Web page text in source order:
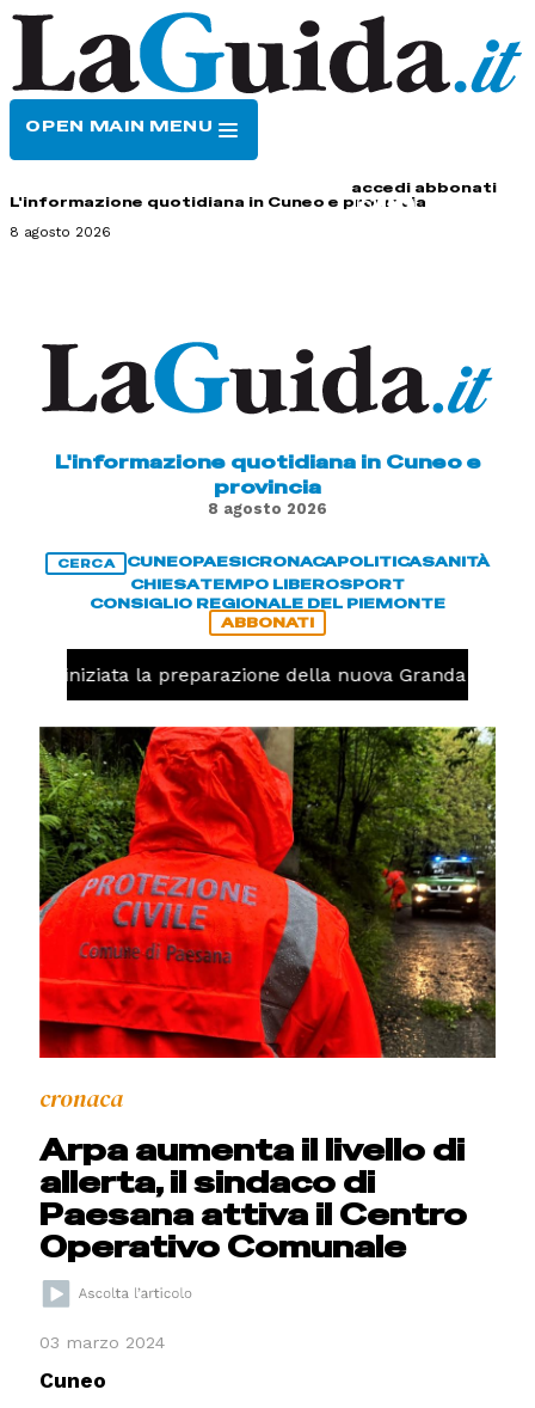
OPEN MAIN MENU
accedi abbonati
L'informazione quotidiana in Cuneo e provincia
8 agosto 2026
L'informazione quotidiana in Cuneo e
provincia
8 agosto 2026
CERCA CUNEOPAESICRONACAPOLITICASANITÀ
CHIESATEMPO LIBEROSPORT
CONSIGLIO REGIONALE DEL PIEMONTE
ABBONATI
iniziata la preparazione della nuova Granda Volley
cronaca
Arpa aumenta il livello di
allerta, il sindaco di
Paesana attiva il Centro
Operativo Comunale
03 marzo 2024
Cuneo